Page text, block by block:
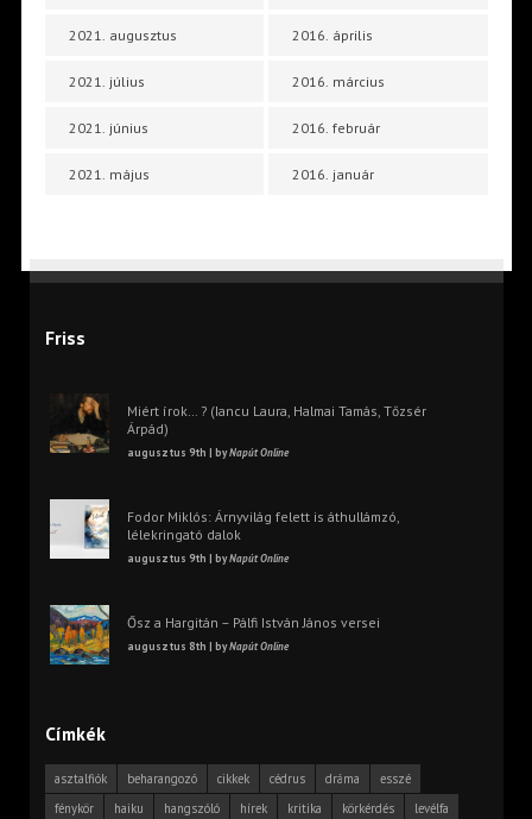
2021. augusztus
2021. július
2021. június
2021. május
2016. április
2016. március
2016. február
2016. január
Friss
Miért írok… ? (Iancu Laura, Halmai Tamás, Tőzsér
Árpád)
augusztus 9th | byNapút Online
Fodor Miklós: Árnyvilág felett is áthullámzó,
lélekringató dalok
augusztus 9th | byNapút Online
Ősz a Hargitán – Pálfi István János versei
augusztus 8th | byNapút Online
Címkék
asztalfiók beharangozó cikkek cédrus dráma
esszé
fénykör
haiku hangszóló hírek kritika körkérdés
levélfa